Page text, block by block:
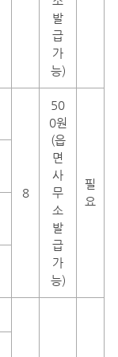
발
급
가
능)
8
50
0원
(읍
면
사
무
소
발
급
가
능)
필
요